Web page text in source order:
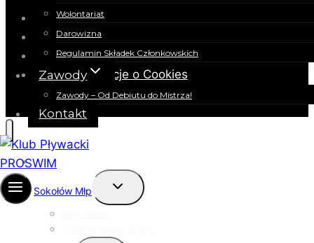
Wolontariat
Darowizna
Regulamin Składek Członkowskich
Zawody
Zawody – Od Debiutu do Mistrza!
Kontakt
Polityka Prywatności
Regulamin Płatności
Informacja Administratora
Informacje o Cookies
Główna
Sokołów Młp
Przełącz
menu
podrzędne